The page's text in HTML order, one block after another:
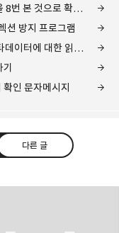
5시 기준 누군가 지난 24시간 동안 홍길동님을 8번 본 것으로 확인됩니다.
션 방지 프로그램
어도비 프리미어 프로 23.1버전 이 파일의 메타데이터에 대한 읽기 및 쓰기 비활성화 이슈 조치 방법
기
인 문자메시지
다른 글